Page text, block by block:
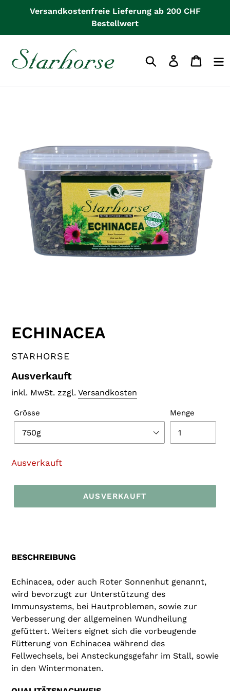
Versandkostenfreie Lieferung ab 200 CHF
Bestellwert
Einloggen
ECHINACEA
VERKÄUFER
STARHORSE
Normaler
Preis
Ausverkauft
inkl. MwSt. zzgl. Versandkosten
Grösse Menge
Ausverkauft
AUSVERKAUFT
Warenkorb
BESCHREIBUNG
Echinacea, oder auch Roter Sonnenhut genannt,
wird bevorzugt zur Unterstützung des
Immunsystems, bei Hautproblemen, sowie zur
Verbesserung der allgemeinen Wundheilung
gefüttert. Weiters eignet sich die vorbeugende
Fütterung von Echinacea während des
Fellwechsels, bei Ansteckungsgefahr im Stall, sowie
in den Wintermonaten.